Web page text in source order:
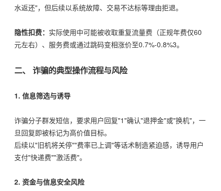
水返还"，但后续以系统故障、交易不达标等理由拒退。
隐性扣费： 实际使用中可能被收取重复流量费（正规年费仅60
元左右）、服务费或通过跳码变相涨价至0.7%-0.8%3。
二、 诈骗的典型操作流程与风险
1. 信息筛选与诱导
诈骗分子群发短信，要求用户回复"1"确认"退押金"或"换机"，一
旦回复即被标记为高价值目标。
后续以"旧机将关停""费率已上调"等话术制造紧迫感，诱导用户
支付"快递费""激活费"。
2. 资金与信息安全风险